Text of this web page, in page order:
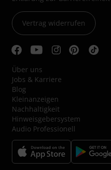
Vertrag widerrufen
Über uns
Jobs & Karriere
Blog
Kleinanzeigen
Nachhaltigkeit
Hinweisgebersystem
Audio Professionell